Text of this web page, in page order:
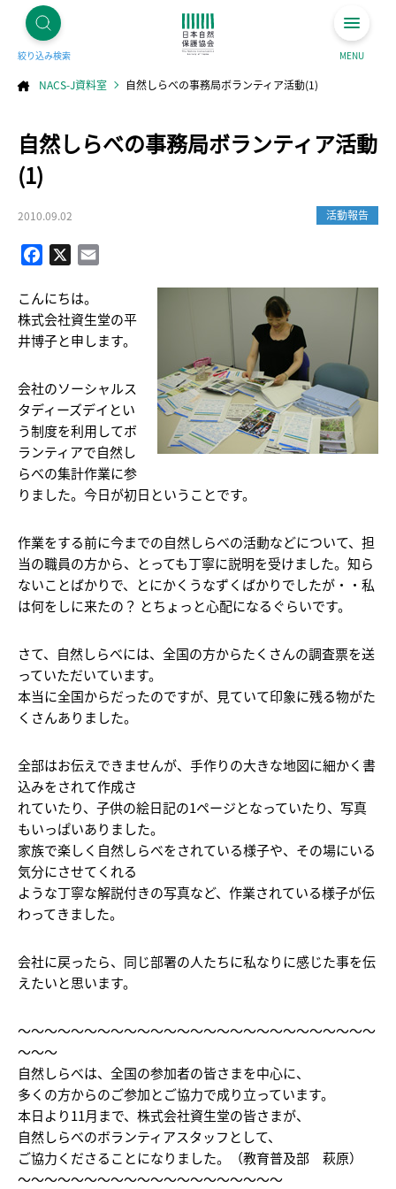
絞り込み検索 MENU
NACS-J資料室 自然しらべの事務局ボランティア活動(1)
自然しらべの事務局ボランティア活動
(1)
2010.09.02 活動報告
Facebook
こんにちは。
株式会社資生堂の平
井博子と申します。
会社のソーシャルス
タディーズデイとい
う制度を利用してボ
ランティアで自然し
らべの集計作業に参
りました。今日が初日ということです。
作業をする前に今までの自然しらべの活動などについて、担
当の職員の方から、とっても丁寧に説明を受けました。知ら
ないことばかりで、とにかくうなずくばかりでしたが・・私
は何をしに来たの？ とちょっと心配になるぐらいです。
さて、自然しらべには、全国の方からたくさんの調査票を送
っていただいています。
本当に全国からだったのですが、見ていて印象に残る物がた
くさんありました。
全部はお伝えできませんが、手作りの大きな地図に細かく書
込みをされて作成さ
れていたり、子供の絵日記の1ページとなっていたり、写真
もいっぱいありました。
家族で楽しく自然しらべをされている様子や、その場にいる
気分にさせてくれる
ような丁寧な解説付きの写真など、作業されている様子が伝
わってきました。
会社に戻ったら、同じ部署の人たちに私なりに感じた事を伝
えたいと思います。
～～～～～～～～～～～～～～～～～～～～～～～～～～～
～～～
自然しらべは、全国の参加者の皆さまを中心に、
多くの方からのご参加とご協力で成り立っています。
本日より11月まで、株式会社資生堂の皆さまが、
自然しらべのボランティアスタッフとして、
ご協力くださることになりました。（教育普及部 萩原）
～～～～～～～～～～～～～～～～～～～～